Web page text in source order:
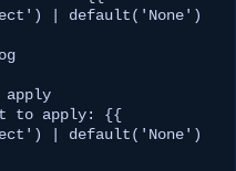
| default('None')
apply
to apply: {{
| default('None')